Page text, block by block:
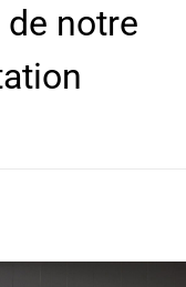
notre